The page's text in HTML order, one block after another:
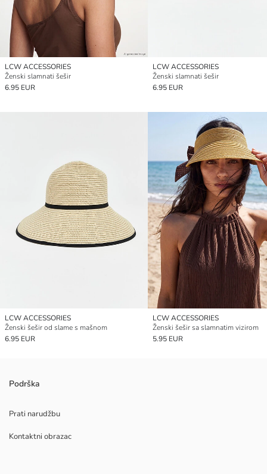
LCW ACCESSORIES
Ženski slamnati šešir
6.95 EUR
LCW ACCESSORIES
Ženski slamnati šešir
6.95 EUR
LCW ACCESSORIES
Ženski šešir od slame s mašnom
6.95 EUR
LCW ACCESSORIES
Ženski šešir sa slamnatim vizirom
5.95 EUR
Podrška
Prati narudžbu
Kontaktni obrazac